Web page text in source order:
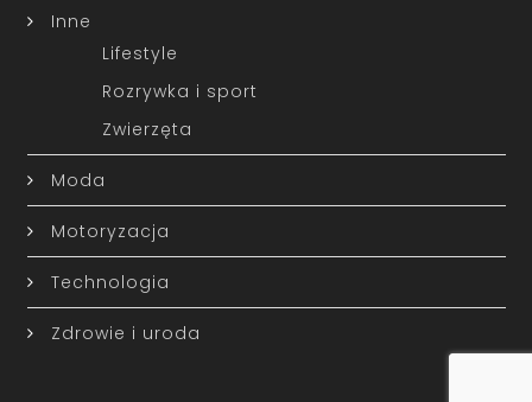
Inne
Lifestyle
Rozrywka i sport
Zwierzęta
Moda
Motoryzacja
Technologia
Zdrowie i uroda